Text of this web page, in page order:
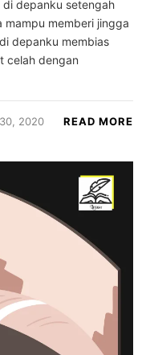
di depanku setengah
memberi jingga
depanku membias
celah dengan
2020 READ MORE